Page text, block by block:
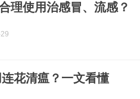
理使用治感冒、流感？
花清瘟？一文看懂